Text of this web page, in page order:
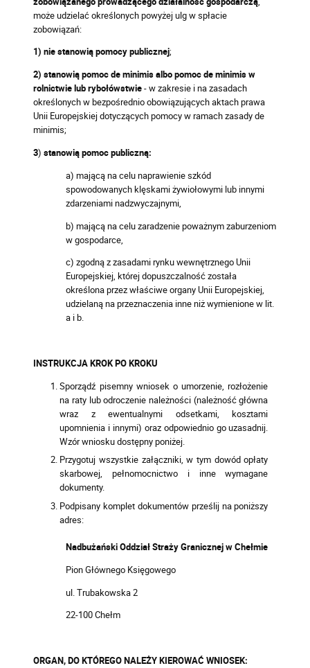
może udzielać określonych powyżej ulg w spłacie
zobowiązań:
1) nie stanowią pomocy publicznej;
2) stanowią pomoc de minimis albo pomoc de minimis w
rolnictwie lub rybołówstwie- w zakresie i na zasadach
określonych w bezpośrednio obowiązujących aktach prawa
Unii Europejskiej dotyczących pomocy w ramach zasady de
minimis;
3) stanowią pomoc publiczną:
a) mającą na celu naprawienie szkód
spowodowanych klęskami żywiołowymi lub innymi
zdarzeniami nadzwyczajnymi,
b) mającą na celu zaradzenie poważnym zaburzeniom
w gospodarce,
c) zgodną z zasadami rynku wewnętrznego Unii
Europejskiej, której dopuszczalność została
określona przez właściwe organy Unii Europejskiej,
udzielaną na przeznaczenia inne niż wymienione w lit.
a i b.
INSTRUKCJA KROK PO KROKU
Sporządź pisemny wniosek o umorzenie, rozłożenie
na raty lub odroczenie należności (należność główna
wraz z ewentualnymi odsetkami, kosztami
upomnienia i innymi) oraz odpowiednio go uzasadnij.
Wzór wniosku dostępny poniżej.
Przygotuj wszystkie załączniki, w tym dowód opłaty
skarbowej, pełnomocnictwo i inne wymagane
dokumenty.
Podpisany komplet dokumentów prześlij na poniższy
adres:
Nadbużański Oddział Straży Granicznej w Chełmie
Pion Głównego Księgowego
ul. Trubakowska 2
22-100 Chełm
ORGAN, DO KTÓREGO NALEŻY KIEROWAĆ WNIOSEK: